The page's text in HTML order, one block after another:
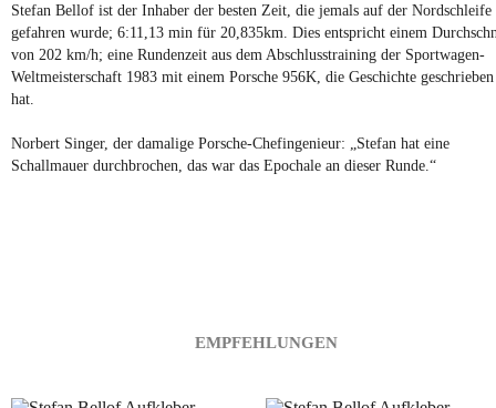
Stefan Bellof ist der Inhaber der besten Zeit, die jemals auf der Nordschleife
gefahren wurde; 6:11,13 min für 20,835km. Dies entspricht einem
von 202 km/h; eine Rundenzeit aus dem Abschlusstraining der Sportwagen-
Weltmeisterschaft 1983 mit einem Porsche 956K, die Geschichte geschrieben
hat.
Norbert Singer, der damalige Porsche-Chefingenieur: „Stefan hat eine
Schallmauer durchbrochen, das war das Epochale an dieser Runde.“
EMPFEHLUNGEN